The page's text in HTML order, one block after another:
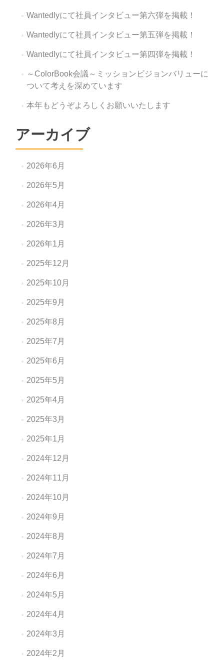
Wantedlyにて社員インタビュー第六弾を掲載！
Wantedlyにて社員インタビュー第五弾を掲載！
Wantedlyにて社員インタビュー第四弾を掲載！
～ColorBook会議～ミッションビジョンバリューに
ついて考えを深めています
本年もどうぞよろしくお願いいたします
アーカイブ
2026年6月
2026年5月
2026年4月
2026年3月
2026年1月
2025年12月
2025年10月
2025年9月
2025年8月
2025年7月
2025年6月
2025年5月
2025年4月
2025年3月
2025年1月
2024年12月
2024年11月
2024年10月
2024年9月
2024年8月
2024年7月
2024年6月
2024年5月
2024年4月
2024年3月
2024年2月